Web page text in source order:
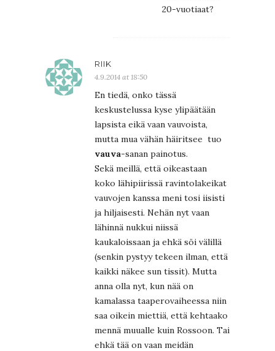
20-vuotiaat?
RIIK
4.9.2014 at 18:50
En tiedä, onko tässä
keskustelussa kyse ylipäätään
lapsista eikä vaan vauvoista,
mutta mua vähän häiritsee tuo
vauva-sanan painotus.
Sekä meillä, että oikeastaan
koko lähipiirissä ravintolakeikat
vauvojen kanssa meni tosi iisisti
ja hiljaisesti. Nehän nyt vaan
lähinnä nukkui niissä
kaukaloissaan ja ehkä söi välillä
(senkin pystyy tekeen ilman, että
kaikki näkee sun tissit). Mutta
anna olla nyt, kun nää on
kamalassa taaperovaiheessa niin
saa oikein miettiä, että kehtaako
mennä muualle kuin Rossoon. Tai
ehkä tää on vaan meidän